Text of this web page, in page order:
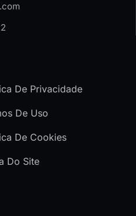
De Privacidade
De Uso
De Cookies
Do Site